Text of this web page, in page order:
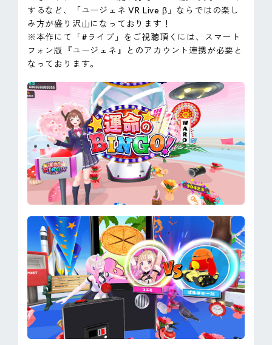
するなど、「ユージェネ VR Live β」ならではの楽し
み方が盛り沢山になっております！
※本作にて「#ライブ」をご視聴頂くには、スマート
フォン版『ユージェネ』とのアカウント連携が必要と
なっております。